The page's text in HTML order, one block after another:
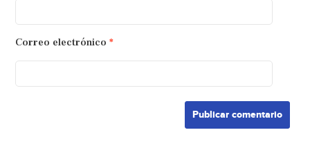
Correo electrónico *